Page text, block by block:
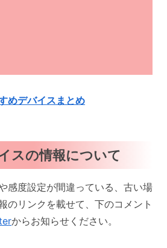
めデバイスまとめ
スの情報について
感度設定が間違っている、古い場
のリンクを載せて、下のコメント
からお知らせください。